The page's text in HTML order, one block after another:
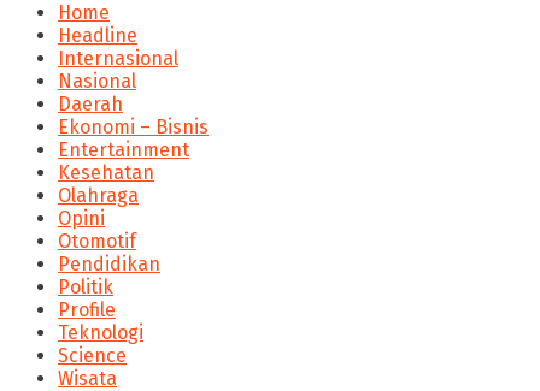
Home
Headline
Internasional
Nasional
Daerah
Ekonomi – Bisnis
Entertainment
Kesehatan
Olahraga
Opini
Otomotif
Pendidikan
Politik
Profile
Teknologi
Science
Wisata